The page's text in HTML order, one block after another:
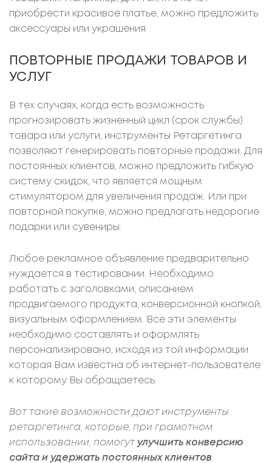
приобрести красивое платье, можно предложить
аксессуары или украшения.
ПОВТОРНЫЕ ПРОДАЖИ ТОВАРОВ И
УСЛУГ
В тех случаях, когда есть возможность
прогнозировать жизненный цикл (срок службы)
товара или услуги, инструменты Ретаргетинга
позволяют генерировать повторные продажи. Для
постоянных клиентов, можно предложить гибкую
систему скидок, что является мощным
стимулятором для увеличения продаж. Или при
повторной покупке, можно предлагать недорогие
подарки или сувениры.
Любое рекламное объявление предварительно
нуждается в тестировании. Необходимо
работать с заголовками, описанием
продвигаемого продукта, конверсионной кнопкой,
визуальным оформлением. Все эти элементы
необходимо составлять и оформлять
персонализировано, исходя из той информации
которая Вам известна об интернет-пользователе
к которому Вы обращаетесь.
Вот такие возможности дают инструменты
ретаргетинга, которые, при грамотном
использовании, помогут улучшить конверсию
сайта и удержать постоянных клиентов